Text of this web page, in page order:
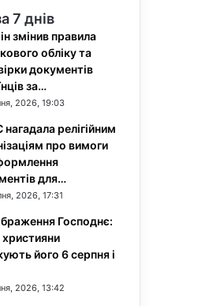
7 днів
змінив правила
обліку та
документів
за…
2026, 19:03
релігійним
про вимоги
для…
2026, 17:31
Господнє:
його 6 серпня і
2026, 13:42